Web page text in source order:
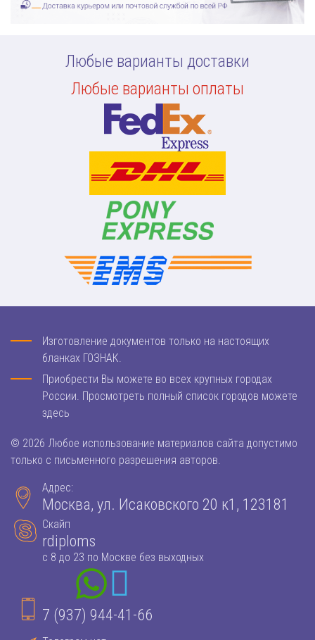
Любые варианты доставки
Любые варианты оплаты
Изготовление документов только на настоящих
бланках ГОЗНАК.
Приобрести Вы можете во всех крупных городах
России. Просмотреть полный список городов можете
здесь
© 2026 Любое использование материалов сайта допустимо
только с письменного разрешения авторов.
Адрес:
Москва, ул. Исаковского 20 к1, 123181
Скайп
rdiploms
с 8 до 23 по Москве без выходных
7 (937) 944-41-66